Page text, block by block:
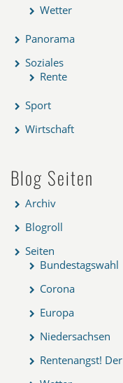
Wetter
Panorama
Soziales
Rente
Sport
Wirtschaft
Blog Seiten
Archiv
Blogroll
Seiten
Bundestagswahl
Corona
Europa
Niedersachsen
Rentenangst!